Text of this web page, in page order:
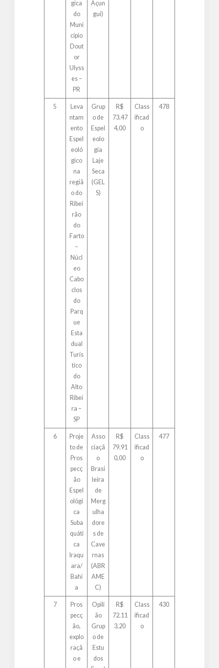
gica
do
Muni
cípio
Dout
or
Ulyss
es –
PR
Açun
gui)
5
Leva
ntam
ento
Espel
eoló
gico
na
regiã
o do
Ribei
rão
do
Farto
–
Núcl
eo
Cabo
clos
do
Parq
ue
Esta
dual
Turís
tico
do
Alto
Ribei
ra –
SP
Grup
o de
Espel
eolo
gia
Laje
Seca
(GEL
S)
R$
73.47
4,00
Class
ificad
o
478
6
Proje
to de
Pros
pecç
ão
Espel
ológi
ca
Suba
quáti
ca
Iraqu
ara/
Bahi
a
Asso
ciaçã
o
Brasi
leira
de
Merg
ulha
dore
s de
Cave
rnas
(ABR
AME
C)
R$
79.91
0,00
Class
ificad
o
477
7
Pros
pecç
ão,
explo
raçã
o e
Opili
ão
Grup
o de
Estu
dos
R$
72.11
3,20
Class
ificad
o
430